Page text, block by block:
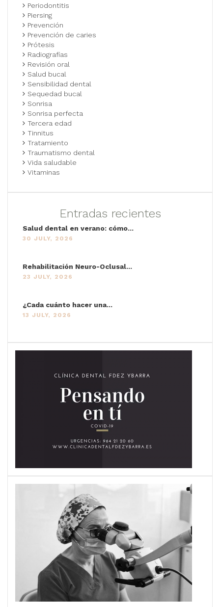
Periodontitis
Piersing
Prevención
Prevención de caries
Prótesis
Radiografías
Revisión oral
Salud bucal
Sensibilidad dental
Sequedad bucal
Sonrisa
Sonrisa perfecta
Tercera edad
Tinnitus
Tratamiento
Traumatismo dental
Vida saludable
Vitaminas
Entradas recientes
Salud dental en verano: cómo...
30 JULY, 2026
Rehabilitación Neuro-Oclusal...
23 JULY, 2026
¿Cada cuánto hacer una...
13 JULY, 2026